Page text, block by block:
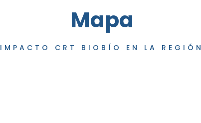
Mapa
IMPACTO CRT BIOBÍO EN LA REGIÓN